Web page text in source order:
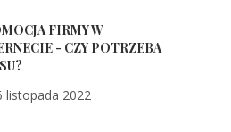
FIRMY W
- CZY POTRZEBA
listopada 2022